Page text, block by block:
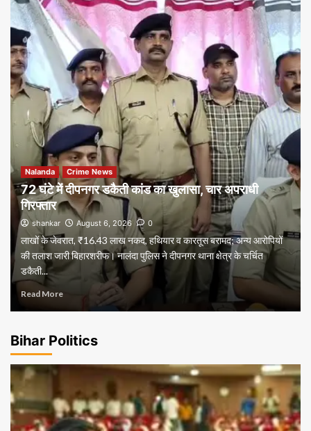
Nalanda Crime News
72 घंटे में दीपनगर डकैती कांड का खुलासा, चार अपराधी
गिरफ्तार
shankar August 6, 2026 0
लाखों के जेवरात, ₹16.43 लाख नकद, हथियार व कारतूस बरामद; अन्य आरोपियों
की तलाश जारी बिहारशरीफ। नालंदा पुलिस ने दीपनगर थाना क्षेत्र के चर्चित
डकैती...
Read More
Bihar Politics